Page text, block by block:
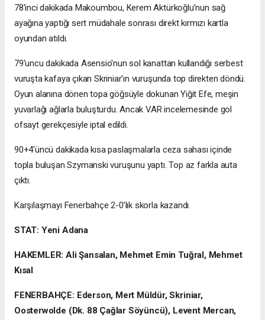
78'inci dakikada Makoumbou, Kerem Aktürkoğlu’nun sağ
ayağına yaptığı sert müdahale sonrası direkt kırmızı kartla
oyundan atıldı.
79'uncu dakikada Asensio'nun sol kanattan kullandığı serbest
vuruşta kafaya çıkan Skriniar'ın vuruşunda top direkten döndü.
Oyun alanına dönen topa göğsüyle dokunan Yiğit Efe, meşin
yuvarlağı ağlarla buluşturdu. Ancak VAR incelemesinde gol
ofsayt gerekçesiyle iptal edildi.
90+4'üncü dakikada kısa paslaşmalarla ceza sahası içinde
topla buluşan Szymanski vuruşunu yaptı. Top az farkla auta
çıktı.
Karşılaşmayı Fenerbahçe 2-0’lık skorla kazandı.
STAT: Yeni Adana
HAKEMLER: Ali Şansalan, Mehmet Emin Tuğral, Mehmet
Kısal
FENERBAHÇE: Ederson, Mert Müldür, Skriniar,
Oosterwolde (Dk. 88 Çağlar Söyüncü), Levent Mercan,